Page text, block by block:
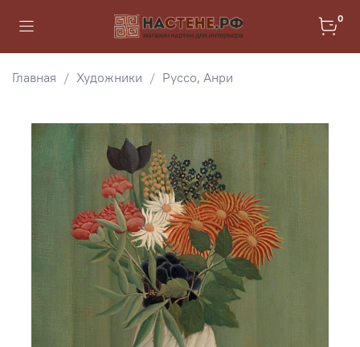
0
Главная Художники Руссо, Анри